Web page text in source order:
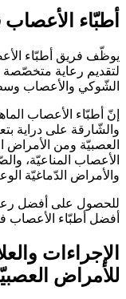
أطبّاء
يوظّف فريق أطبّاء
لتقديم رعاية متخصّصة
الشّوكي والأعصاب
إنّ أطبّاء الأعصاب
والشّارقة على دراية
العصبيّة ومن الأمراض
الأعصاب المناعيّة،
والأمراض الدّماغيّة
للحصول على أفضل
أفضل أطبّاء الأعصاب
الإجراءات
للأمراض